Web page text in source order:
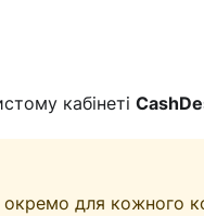
кабінеті
окремо для кожного